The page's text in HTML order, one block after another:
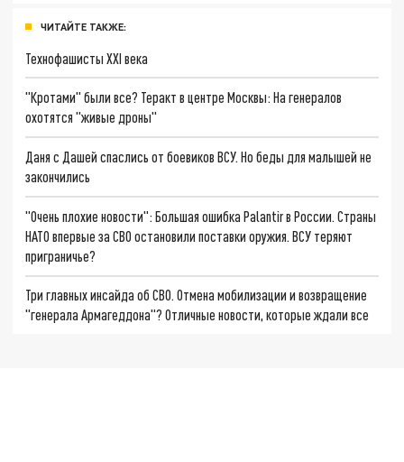
ЧИТАЙТЕ ТАКЖЕ:
Технофашисты XXI века
"Кротами" были все? Теракт в центре Москвы: На генералов
охотятся "живые дроны"
Даня с Дашей спаслись от боевиков ВСУ. Но беды для малышей не
закончились
"Очень плохие новости": Большая ошибка Palantir в России. Страны
НАТО впервые за СВО остановили поставки оружия. ВСУ теряют
приграничье?
Три главных инсайда об СВО. Отмена мобилизации и возвращение
"генерала Армагеддона"? Отличные новости, которые ждали все